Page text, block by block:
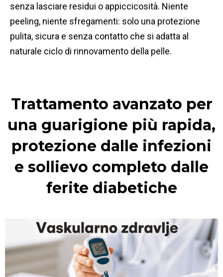
senza lasciare residui o appiccicosità. Niente
peeling, niente sfregamenti: solo una protezione
pulita, sicura e senza contatto che si adatta al
naturale ciclo di rinnovamento della pelle.
Trattamento avanzato per
una guarigione più rapida,
protezione dalle infezioni
e sollievo completo dalle
ferite diabetiche